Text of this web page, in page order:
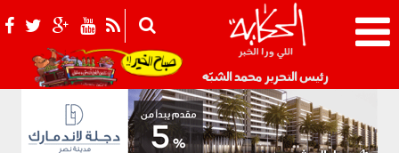
رئيس التحرير محمد الشبّه 021_2.png